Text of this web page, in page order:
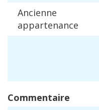
Ancienne
appartenance
Commentaire